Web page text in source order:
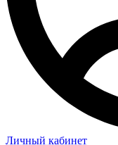
Личный кабинет